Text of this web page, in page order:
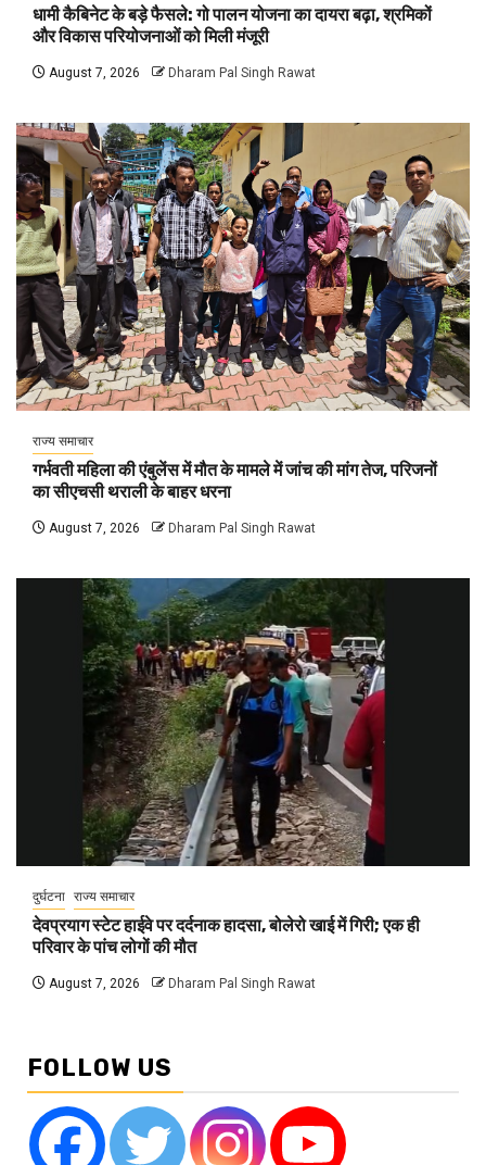
धामी कैबिनेट के बड़े फैसले: गो पालन योजना का दायरा बढ़ा, श्रमिकों
और विकास परियोजनाओं को मिली मंजूरी
August 7, 2026 Dharam Pal Singh Rawat
राज्य समाचार
गर्भवती महिला की एंबुलेंस में मौत के मामले में जांच की मांग तेज, परिजनों
का सीएचसी थराली के बाहर धरना
August 7, 2026 Dharam Pal Singh Rawat
दुर्घटना राज्य समाचार
देवप्रयाग स्टेट हाईवे पर दर्दनाक हादसा, बोलेरो खाई में गिरी; एक ही
परिवार के पांच लोगों की मौत
August 7, 2026 Dharam Pal Singh Rawat
FOLLOW US